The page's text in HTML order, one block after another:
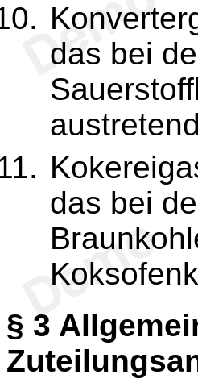
das bei
das bei
§ 3